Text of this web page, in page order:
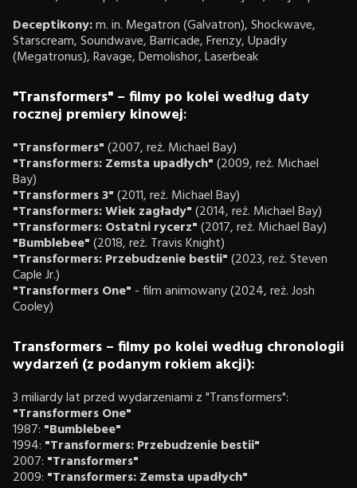
Deceptikony:m. in. Megatron (Galvatron), Shockwave,
Starscream, Soundwave, Barricade, Frenzy, Upadły
(Megatronus), Ravage, Demolishor, Laserbeak
"Transformers" – filmy po kolei według daty
rocznej premiery kinowej:
"Transformers"(2007, reż. Michael Bay)
"Transformers: Zemsta upadłych"(2009, reż. Michael
Bay)
"Transformers 3"(2011, reż. Michael Bay)
"Transformers: Wiek zagłady"(2014, reż. Michael Bay)
"Transformers: Ostatni rycerz"(2017, reż. Michael Bay)
"Bumblebee"(2018, reż. Travis Knight)
"Transformers: Przebudzenie bestii"(2023, reż. Steven
Caple Jr.)
"Transformers One" - film animowany (2024, reż. Josh
Cooley)
Transformers – filmy po kolei według chronologii
wydarzeń (z podanym rokiem akcji):
3 miliardy lat przed wydarzeniami z "Transformers":
"Transformers One"
1987: "Bumblebee"
1994: "Transformers: Przebudzenie bestii"
2007: "Transformers"
2009: "Transformers: Zemsta upadłych"